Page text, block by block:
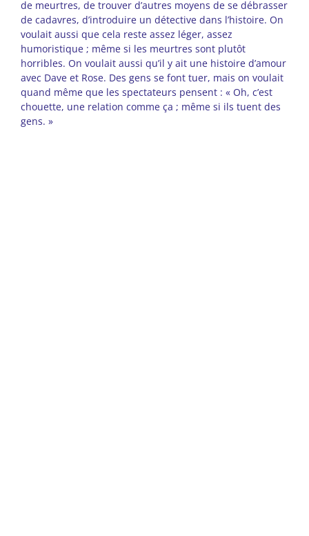
de meurtres, de trouver d’autres moyens de se débrasser
de cadavres, d’introduire un détective dans l’histoire. On
voulait aussi que cela reste assez léger, assez
humoristique ; même si les meurtres sont plutôt
horribles. On voulait aussi qu’il y ait une histoire d’amour
avec Dave et Rose. Des gens se font tuer, mais on voulait
quand même que les spectateurs pensent : « Oh, c’est
chouette, une relation comme ça ; même si ils tuent des
gens. »